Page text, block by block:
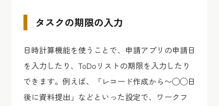
タスクの期限の入力
日時計算機能を使うことで、申請アプリの申請日
を入力したり、ToDoリストの期限を入力したり
できます。例えば、「レコード作成から〜◯◯日
後に資料提出」などといった設定で、ワークフ